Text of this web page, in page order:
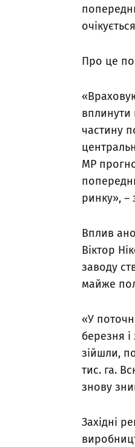
Про це
вплинути
частину
МР
ринку», –
Вплив
Віктор
заводу
майже
«У
березня
зійшли,
тис. га.
знову
Західні